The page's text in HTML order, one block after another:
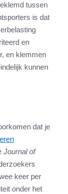
tussen
is dat
en
en klemmen
kunnen
dat je
Journal of
keer per
onder het